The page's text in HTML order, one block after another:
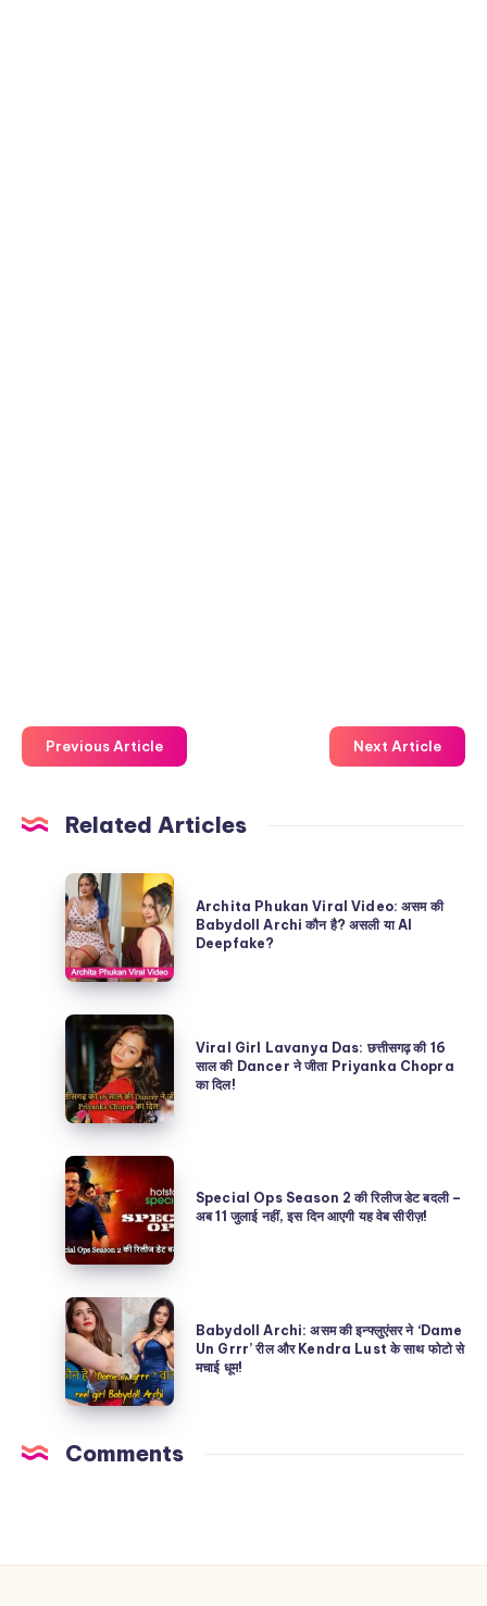
Previous Article Next Article
Related Articles
Archita
Phukan
Viral
Video:
की
Babydoll
Archi
कौन
है?
असली
या
AI
Archita Phukan Viral Video: असम की
Babydoll Archi कौन है? असली या AI
Deepfake?
Viral
Girl
Lavanya
Das:
की
16
साल
की
Dancer
ने
जीता
Priyanka
Chopra
का
Viral Girl Lavanya Das: छत्तीसगढ़ की 16
साल की Dancer ने जीता Priyanka Chopra
का दिल!
Special
Ops
Season
2
रिलीज
डेट
बदली
–
अब
इस
Special Ops Season 2 की रिलीज डेट बदली –
अब 11 जुलाई नहीं, इस दिन आएगी यह वेब सीरीज़!
Babydoll
Archi:
असम
की
ने
Babydoll Archi: असम की इन्फ्लुएंसर ने ‘Dame
Un Grrr’ रील और Kendra Lust के साथ फोटो से
मचाई धूम!
Comments